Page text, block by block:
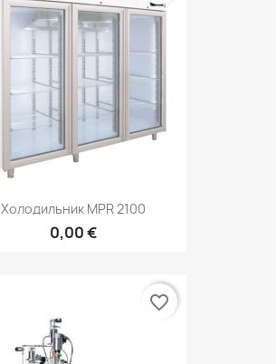
Холодильник MPR 2100
0,00 €
favorite_border